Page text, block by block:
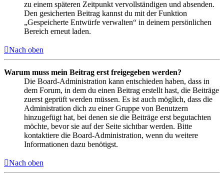
zu einem späteren Zeitpunkt vervollständigen und absenden.
Den gesicherten Beitrag kannst du mit der Funktion
„Gespeicherte Entwürfe verwalten“ in deinem persönlichen
Bereich erneut laden.
Nach oben
Warum muss mein Beitrag erst freigegeben werden?
Die Board-Administration kann entschieden haben, dass in
dem Forum, in dem du einen Beitrag erstellt hast, die Beiträge
zuerst geprüft werden müssen. Es ist auch möglich, dass die
Administration dich zu einer Gruppe von Benutzern
hinzugefügt hat, bei denen sie die Beiträge erst begutachten
möchte, bevor sie auf der Seite sichtbar werden. Bitte
kontaktiere die Board-Administration, wenn du weitere
Informationen dazu benötigst.
Nach oben